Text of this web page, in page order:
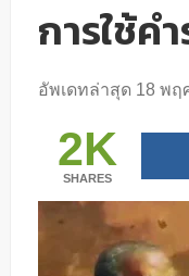
การใช้ค
อัพเดทล่าสุด 18 พฤ
2K
SHARES